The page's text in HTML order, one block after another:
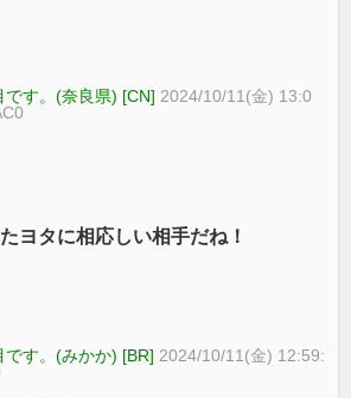
です。(奈良県) [CN] 2024/10/11(金) 13:0
ヨタに相応しい相手だね！
す。(みかか) [BR] 2024/10/11(金) 12:59: